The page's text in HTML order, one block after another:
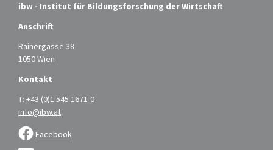
ibw - Institut für Bildungsforschung der Wirtschaft
Anschrift
Rainergasse 38
1050 Wien
Kontakt
T: +43 (0)1 545 1671-0
info@ibw.at
Facebook